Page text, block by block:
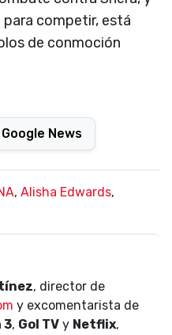
competir, está
de conmoción
News
, Alisha Edwards,
, director de
y excomentarista de
3, Gol TV y Netflix,